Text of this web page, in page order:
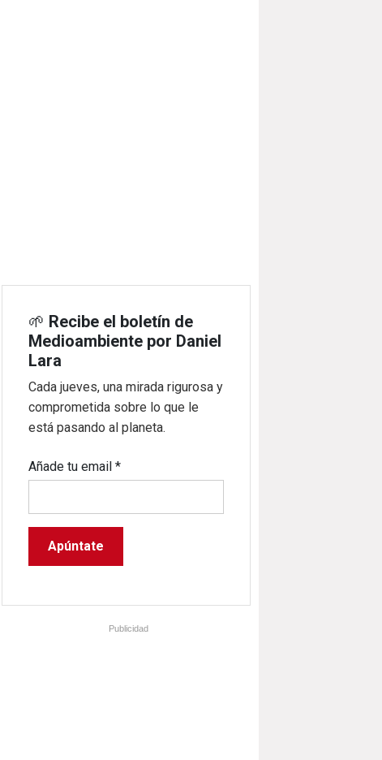
🌱 Recibe el boletín de
Medioambiente por Daniel
Lara
Cada jueves, una mirada rigurosa y
comprometida sobre lo que le
está pasando al planeta.
Añade tu email*
Publicidad